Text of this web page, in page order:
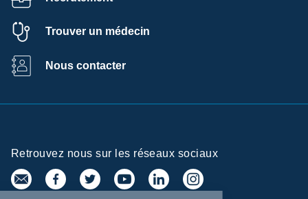
Trouver un médecin
Nous contacter
Retrouvez nous sur les réseaux sociaux